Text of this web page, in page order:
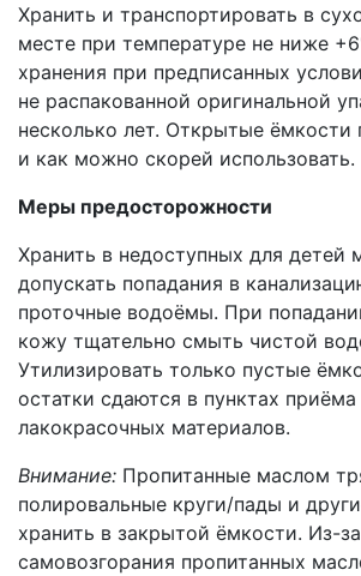
Хранить и транспортировать в
месте при температуре не ниже
хранения при предписанных
не распакованной оригинальной
несколько лет. Открытые ёмкости
и как можно скорей использовать.
Меры предосторожности
Хранить в недоступных для детей
допускать попадания в
проточные водоёмы. При
кожу тщательно смыть чистой
Утилизировать только пустые
остатки сдаются в пунктах
лакокрасочных материалов.
Внимание: Пропитанные маслом
полировальные круги/пады и
хранить в закрытой ёмкости. Из-
самовозгорания пропитанных